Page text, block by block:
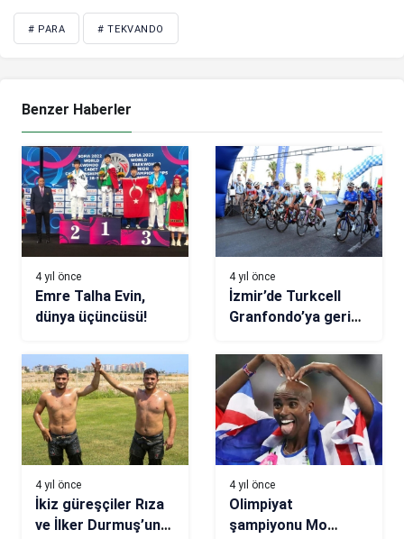
# PARA # TEKVANDO
Benzer Haberler
4 yıl önce
Emre Talha Evin,
dünya üçüncüsü!
4 yıl önce
İzmir’de Turkcell
Granfondo’ya geri
4 yıl önce
İkiz güreşçiler Rıza
ve İlker Durmuş’un
4 yıl önce
Olimpiyat
şampiyonu Mo